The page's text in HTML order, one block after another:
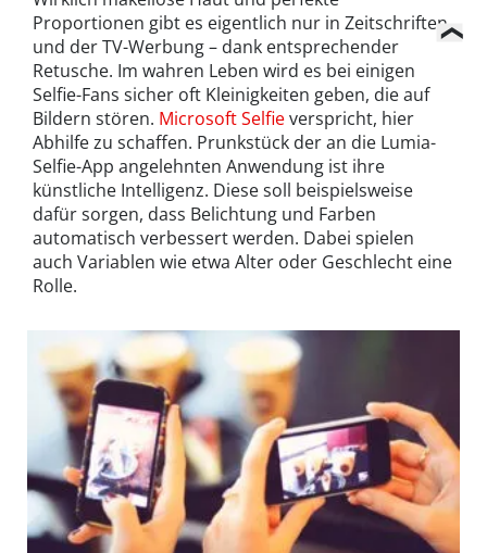
Proportionen gibt es eigentlich nur in Zeitschriften
und der TV-Werbung – dank entsprechender
Retusche. Im wahren Leben wird es bei einigen
Selfie-Fans sicher oft Kleinigkeiten geben, die auf
Bildern stören. Microsoft Selfieverspricht, hier
Abhilfe zu schaffen. Prunkstück der an die Lumia-
Selfie-App angelehnten Anwendung ist ihre
künstliche Intelligenz. Diese soll beispielsweise
dafür sorgen, dass Belichtung und Farben
automatisch verbessert werden. Dabei spielen
auch Variablen wie etwa Alter oder Geschlecht eine
Rolle.